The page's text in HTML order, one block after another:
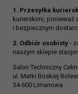
1. Przesyłka
kurierskimi, ponieważ
i bezpiecznym
2. Odbiór osobisty -
naszym sklepie
Salon Techniczny
ul. Matki Boskiej
34-600 Limanowa